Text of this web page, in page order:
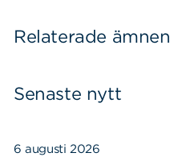
Relaterade ämnen
Senaste nytt
6 augusti 2026